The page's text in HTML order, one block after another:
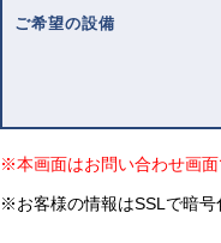
ご希望の設備
※本画面はお問い合わせ画
※お客様の情報はSSLで暗